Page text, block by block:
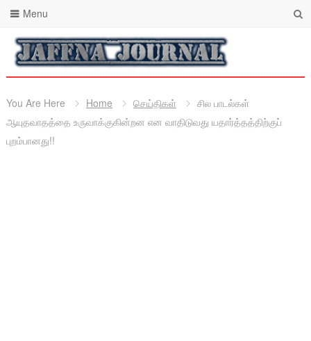
Menu
You Are Here Home செய்திகள்
சில பாடல்கள்
ஆயுதவாதத்தை உருவாக்குகின்றன என வாதிடுவது யதார்த்தத்திற்குப்
புறம்பானது!!